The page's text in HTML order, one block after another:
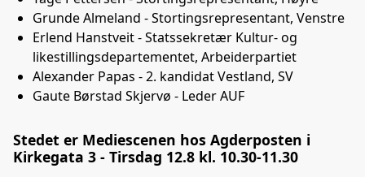
Grunde Almeland - Stortingsrepresentant, Venstre
Erlend Hanstveit - Statssekretær Kultur- og
likestillingsdepartementet, Arbeiderpartiet
Alexander Papas - 2. kandidat Vestland, SV
Gaute Børstad Skjervø - Leder AUF
Stedet er Mediescenen hos Agderposten i
Kirkegata 3 - Tirsdag 12.8 kl. 10.30-11.30